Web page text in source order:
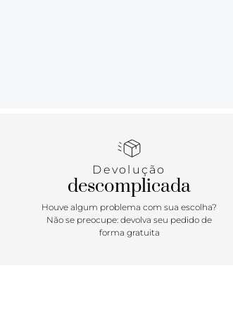
Devolução
descomplicada
Houve algum problema com sua escolha?
Não se preocupe: devolva seu pedido de
forma gratuita